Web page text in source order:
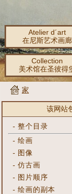
Atelier d´art
在尼斯艺术画廊
Collection
美术馆在圣彼得
家
该网站
-整个目录
-绘画
- 图像
-仿古画
- 图片顺序
-绘画的副本